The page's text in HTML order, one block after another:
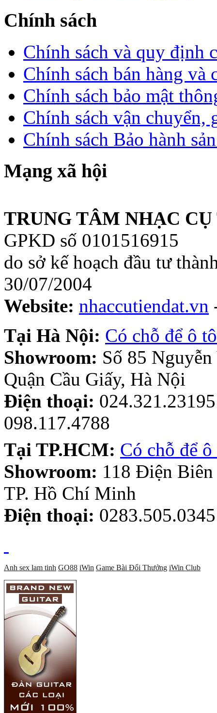
Chính sách
Chính sách và quy định
Chính sách bán hàng và
Chính sách bảo mật
Chính sách vận chuyển,
Chính sách Bảo hành
Mạng xã hội
TRUNG TÂM NHẠC
GPKD số 0101516915
do sở kế hoạch đầu tư
30/07/2004
Website: nhaccutiendat.vn
Tại Hà Nội: Có chỗ để ô tô
Showroom: Số 85
Quận Cầu Giấy, Hà Nội
Điện thoại:
098.117.4788
Tại TP.HCM: Có chỗ để
Showroom: 118 Điện
TP. Hồ Chí Minh
Điện thoại:
Anh sex lam tinh GO88 iWin Game Bài Đổi Thưởng iWin Club